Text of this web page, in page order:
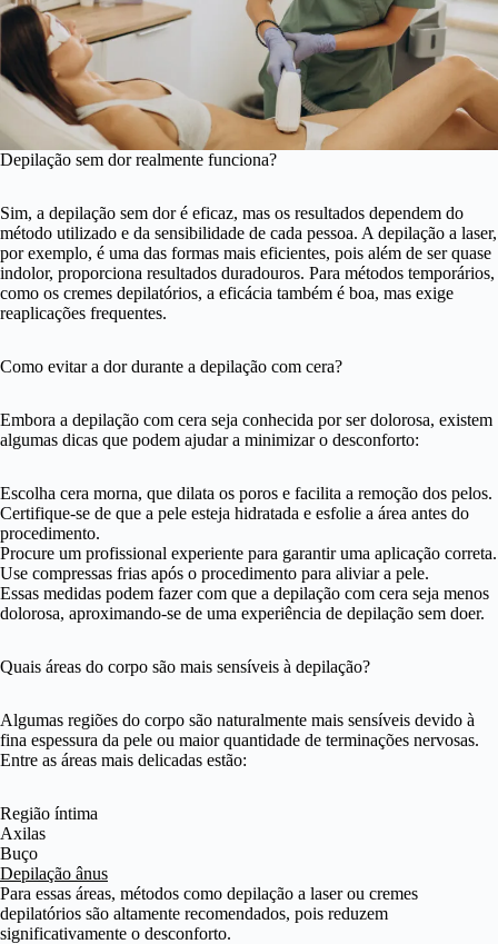
Depilação sem dor realmente funciona?
Sim, a depilação sem dor é eficaz, mas os resultados dependem do
método utilizado e da sensibilidade de cada pessoa. A depilação a laser,
por exemplo, é uma das formas mais eficientes, pois além de ser quase
indolor, proporciona resultados duradouros. Para métodos temporários,
como os cremes depilatórios, a eficácia também é boa, mas exige
reaplicações frequentes.
Como evitar a dor durante a depilação com cera?
Embora a depilação com cera seja conhecida por ser dolorosa, existem
algumas dicas que podem ajudar a minimizar o desconforto:
Escolha cera morna, que dilata os poros e facilita a remoção dos pelos.
Certifique-se de que a pele esteja hidratada e esfolie a área antes do
procedimento.
Procure um profissional experiente para garantir uma aplicação correta.
Use compressas frias após o procedimento para aliviar a pele.
Essas medidas podem fazer com que a depilação com cera seja menos
dolorosa, aproximando-se de uma experiência de depilação sem doer.
Quais áreas do corpo são mais sensíveis à depilação?
Algumas regiões do corpo são naturalmente mais sensíveis devido à
fina espessura da pele ou maior quantidade de terminações nervosas.
Entre as áreas mais delicadas estão:
Região íntima
Axilas
Buço
Depilação ânus
Para essas áreas, métodos como depilação a laser ou cremes
depilatórios são altamente recomendados, pois reduzem
significativamente o desconforto.